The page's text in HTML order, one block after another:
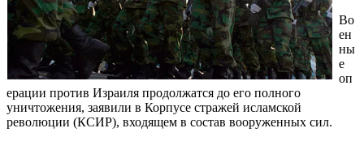
Во
ен
ны
е
оп
ерации против Израиля продолжатся до его полного
уничтожения, заявили в Корпусе стражей исламской
революции (КСИР), входящем в состав вооруженных сил.